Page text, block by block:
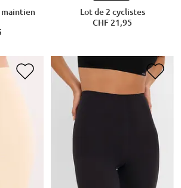
Lot de 2 cyclistes
CHF 21,95